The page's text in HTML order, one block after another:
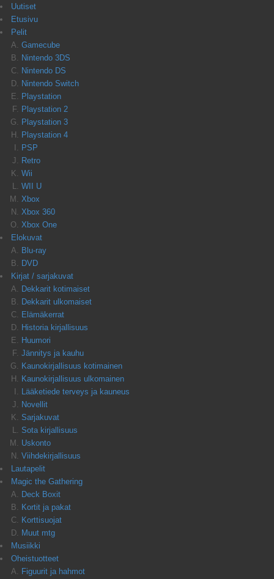
Uutiset
Etusivu
Pelit
Gamecube
Nintendo 3DS
Nintendo DS
Nintendo Switch
Playstation
Playstation 2
Playstation 3
Playstation 4
PSP
Retro
Wii
WII U
Xbox
Xbox 360
Xbox One
Elokuvat
Blu-ray
DVD
Kirjat / sarjakuvat
Dekkarit kotimaiset
Dekkarit ulkomaiset
Elämäkerrat
Historia kirjallisuus
Huumori
Jännitys ja kauhu
Kaunokirjallisuus kotimainen
Kaunokirjallisuus ulkomainen
Lääketiede terveys ja kauneus
Novellit
Sarjakuvat
Sota kirjallisuus
Uskonto
Viihdekirjallisuus
Lautapelit
Magic the Gathering
Deck Boxit
Kortit ja pakat
Korttisuojat
Muut mtg
Musiikki
Oheistuotteet
Figuurit ja hahmot